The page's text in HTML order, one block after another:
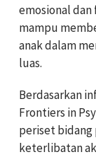
emosional dan
mampu
anak dalam
luas.
Berdasarkan
Frontiers in
periset bidang
keterlibatan